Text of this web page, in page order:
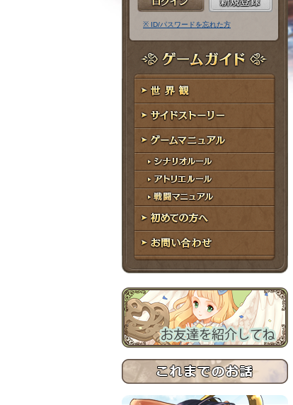
ル
ア
ド
レ
ス
ス
ー
ド
※ ID/パスワードを忘れた方
ゲームガイド
世界観
サイドストーリー
ゲームマニュアル
シナリオルール
アトリエルール
戦闘マニュアル
初めての方へ
お問い合わせ